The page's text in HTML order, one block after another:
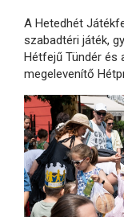
A Hetedhét
szabadtéri játék,
Hétfejű Tündér és
megelevenítő